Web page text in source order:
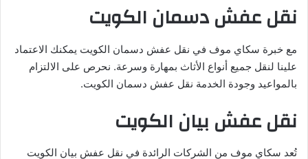
نقل عفش دسمان الكويت
مع خبرة سكاي موف في نقل عفش دسمان الكويت يمكنك الاعتماد
علينا لنقل جميع أنواع الأثاث بمهارة وسرعة. نحرص على الالتزام
بالمواعيد وجودة الخدمة نقل عفش دسمان الكويت.
نقل عفش بيان الكويت
تُعد سكاي موف من الشركات الرائدة في نقل عفش بيان الكويت